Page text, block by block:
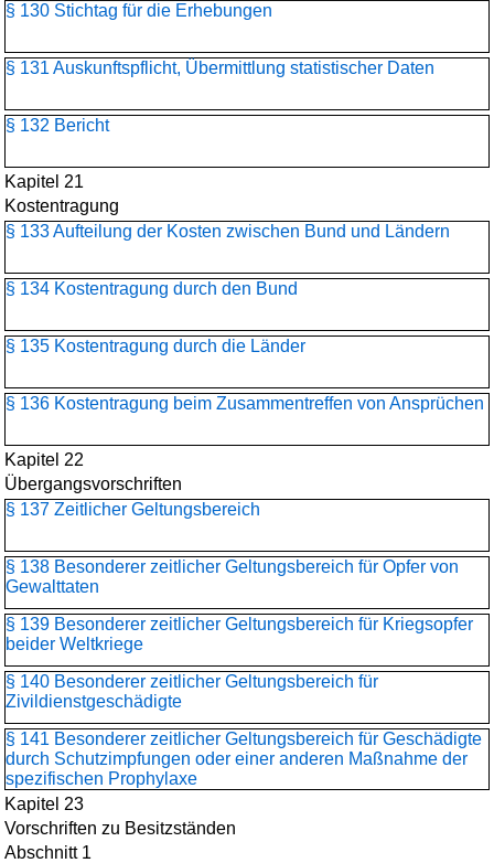
§ 130 Stichtag für die Erhebungen
§ 131 Auskunftspflicht, Übermittlung statistischer Daten
§ 132 Bericht
Kapitel 21
Kostentragung
§ 133 Aufteilung der Kosten zwischen Bund und Ländern
§ 134 Kostentragung durch den Bund
§ 135 Kostentragung durch die Länder
§ 136 Kostentragung beim Zusammentreffen von Ansprüchen
Kapitel 22
Übergangsvorschriften
§ 137 Zeitlicher Geltungsbereich
§ 138 Besonderer zeitlicher Geltungsbereich für Opfer von
Gewalttaten
§ 139 Besonderer zeitlicher Geltungsbereich für Kriegsopfer
beider Weltkriege
§ 140 Besonderer zeitlicher Geltungsbereich für
Zivildienstgeschädigte
§ 141 Besonderer zeitlicher Geltungsbereich für Geschädigte
durch Schutzimpfungen oder einer anderen Maßnahme der
spezifischen Prophylaxe
Kapitel 23
Vorschriften zu Besitzständen
Abschnitt 1